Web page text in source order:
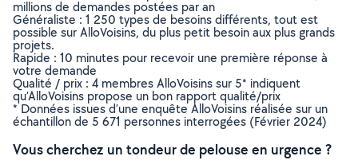
millions de demandes postées par an
Généraliste : 1 250 types de besoins différents, tout est
possible sur AlloVoisins, du plus petit besoin aux plus grands
projets.
Rapide : 10 minutes pour recevoir une première réponse à
votre demande
Qualité / prix : 4 membres AlloVoisins sur 5* indiquent
qu’AlloVoisins propose un bon rapport qualité/prix
* Données issues d’une enquête AlloVoisins réalisée sur un
échantillon de 5 671 personnes interrogées (Février 2024)
Vous cherchez un tondeur de pelouse en urgence ?